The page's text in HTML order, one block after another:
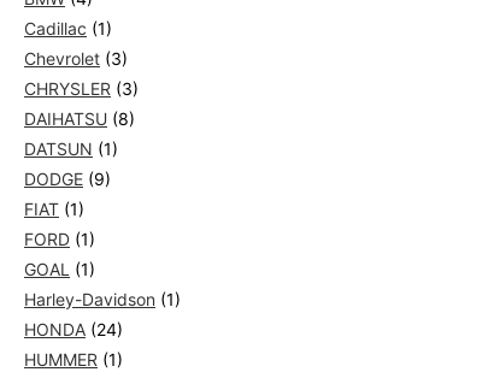
Cadillac (1)
Chevrolet (3)
CHRYSLER (3)
DAIHATSU (8)
DATSUN (1)
DODGE (9)
FIAT (1)
FORD (1)
GOAL (1)
Harley-Davidson (1)
HONDA (24)
HUMMER (1)